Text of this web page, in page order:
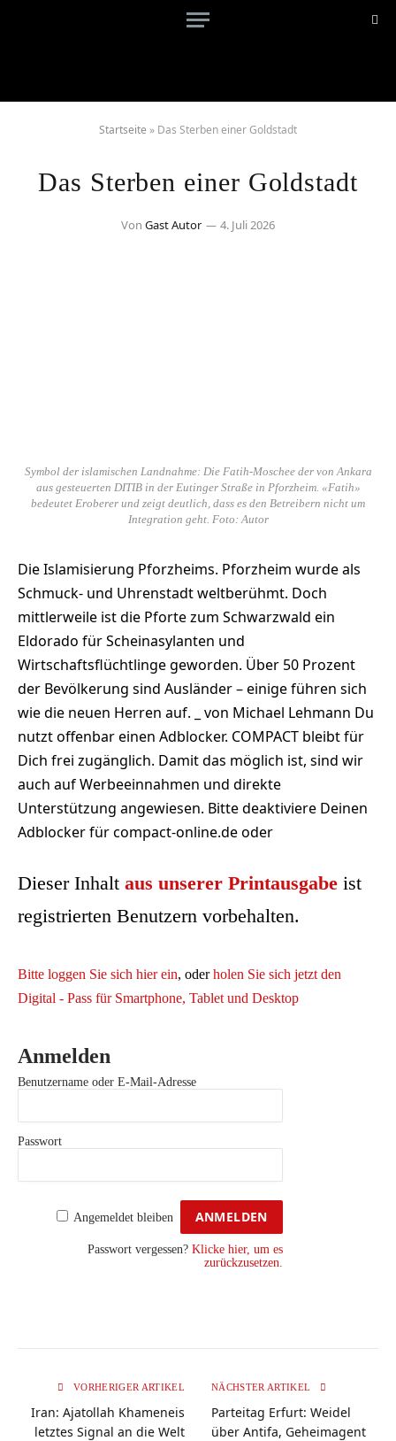
Startseite » Das Sterben einer Goldstadt
Das Sterben einer Goldstadt
Von Gast Autor 4. Juli 2026
Symbol der islamischen Landnahme: Die Fatih-Moschee der von Ankara
aus gesteuerten DITIB in der Eutinger Straße in Pforzheim. «Fatih»
bedeutet Eroberer und zeigt deutlich, dass es den Betreibern nicht um
Integration geht. Foto: Autor
Die Islamisierung Pforzheims. Pforzheim wurde als
Schmuck- und Uhrenstadt weltberühmt. Doch
mittlerweile ist die Pforte zum Schwarzwald ein
Eldorado für Scheinasylanten und
Wirtschaftsflüchtlinge geworden. Über 50 Prozent
der Bevölkerung sind Ausländer – einige führen sich
wie die neuen Herren auf. _ von Michael Lehmann Du
nutzt offenbar einen Adblocker. COMPACT bleibt für
Dich frei zugänglich. Damit das möglich ist, sind wir
auch auf Werbeeinnahmen und direkte
Unterstützung angewiesen. Bitte deaktiviere Deinen
Adblocker für compact-online.de oder
Dieser Inhalt aus unserer Printausgabe ist
registrierten Benutzern vorbehalten.
Bitte loggen Sie sich hier ein, oderholen Sie sich jetzt den
Digital - Pass für Smartphone, Tablet und Desktop
Anmelden
Benutzername oder E-Mail-Adresse
Passwort
Angemeldet bleiben
Passwort vergessen? Klicke hier, um es
zurückzusetzen.
VORHERIGER ARTIKEL
Iran: Ajatollah Khameneis
letztes Signal an die Welt
NÄCHSTER ARTIKEL
Parteitag Erfurt: Weidel
über Antifa, Geheimagent